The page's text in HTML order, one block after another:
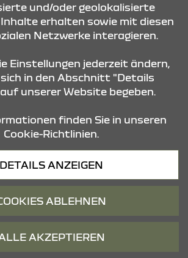
und/oder geolokalisierte
erhalten sowie mit diesen
Netzwerke interagieren.
Einstellungen jederzeit ändern,
sich in den Abschnitt "Details
unserer Website begeben.
finden Sie in unseren
Cookie-Richtlinien.
DETAILS ANZEIGEN
ABLEHNEN
AKZEPTIEREN